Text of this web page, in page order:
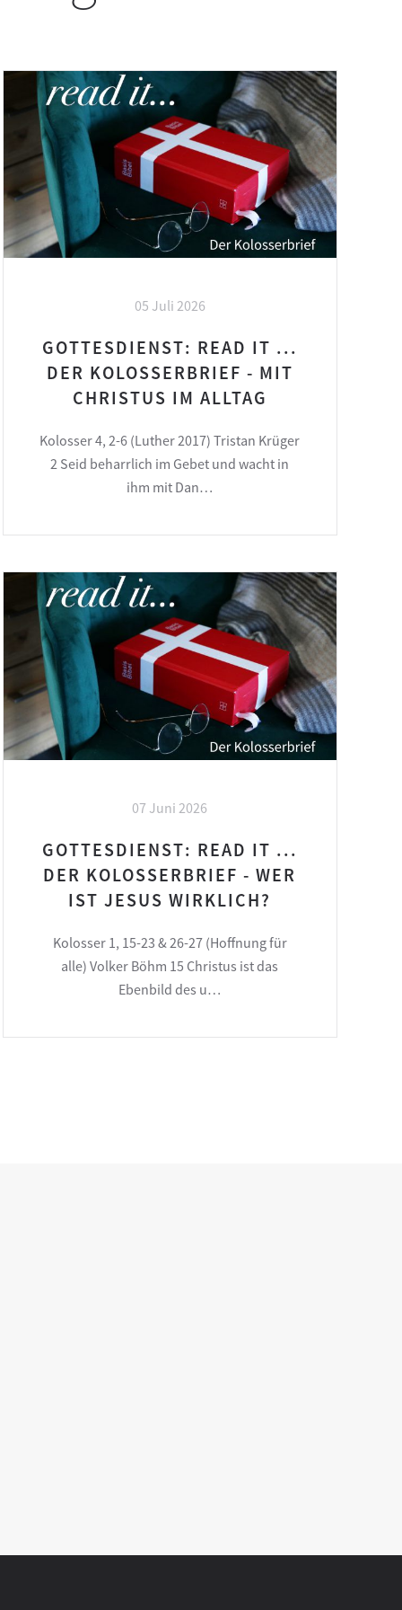
05 Juli 2026
GOTTESDIENST: READ IT ...
DER KOLOSSERBRIEF - MIT
CHRISTUS IM ALLTAG
Kolosser 4, 2-6 (Luther 2017) Tristan Krüger
2 Seid beharrlich im Gebet und wacht in
ihm mit Dan…
07 Juni 2026
GOTTESDIENST: READ IT ...
DER KOLOSSERBRIEF - WER
IST JESUS WIRKLICH?
Kolosser 1, 15-23 & 26-27 (Hoffnung für
alle) Volker Böhm 15 Christus ist das
Ebenbild des u…